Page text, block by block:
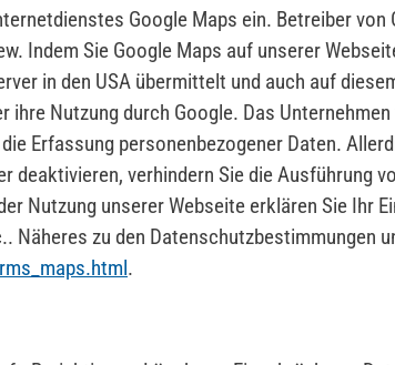
Google Maps ein. Betreiber
Indem Sie Google Maps auf unserer
in den USA übermittelt und auch auf
Nutzung durch Google. Das
Erfassung personenbezogener Daten.
deaktivieren, verhindern Sie die Ausführung
Nutzung unserer Webseite erklären Sie Ihr
zu den Datenschutzbestimmungen
.